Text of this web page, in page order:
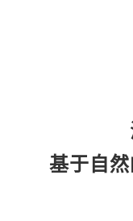
基于自